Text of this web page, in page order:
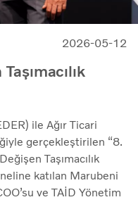
2026-05-12
ile Ağır Ticari
gerçekleştirilen “8.
Taşımacılık
katılan Marubeni
ve TAİD Yönetim